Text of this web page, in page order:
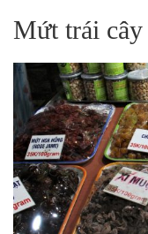
Mứt trái cây